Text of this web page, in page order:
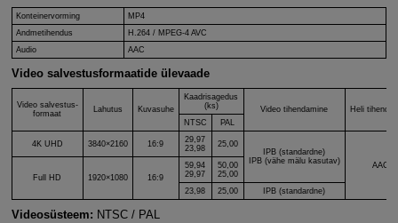
Konteinervorming
MP4
Andmetihendus
H.264 / MPEG-4 AVC
Audio
AAC
Video salvestusformaatide ülevaade
Video salvestus-
formaat
Lahutus Kuvasuhe
Kaadrisagedus
(ks)
Video tihendamine
Heli
NTSC
PAL
4K UHD 3840×2160 16:9
29,97
23,98
25,00
IPB (standardne)
IPB (vähe mälu kasutav)
AAC
Full HD
1920×1080 16:9
59,94
29,97
50,00
25,00
23,98
25,00 IPB (standardne)
Videosüsteem: NTSC / PAL